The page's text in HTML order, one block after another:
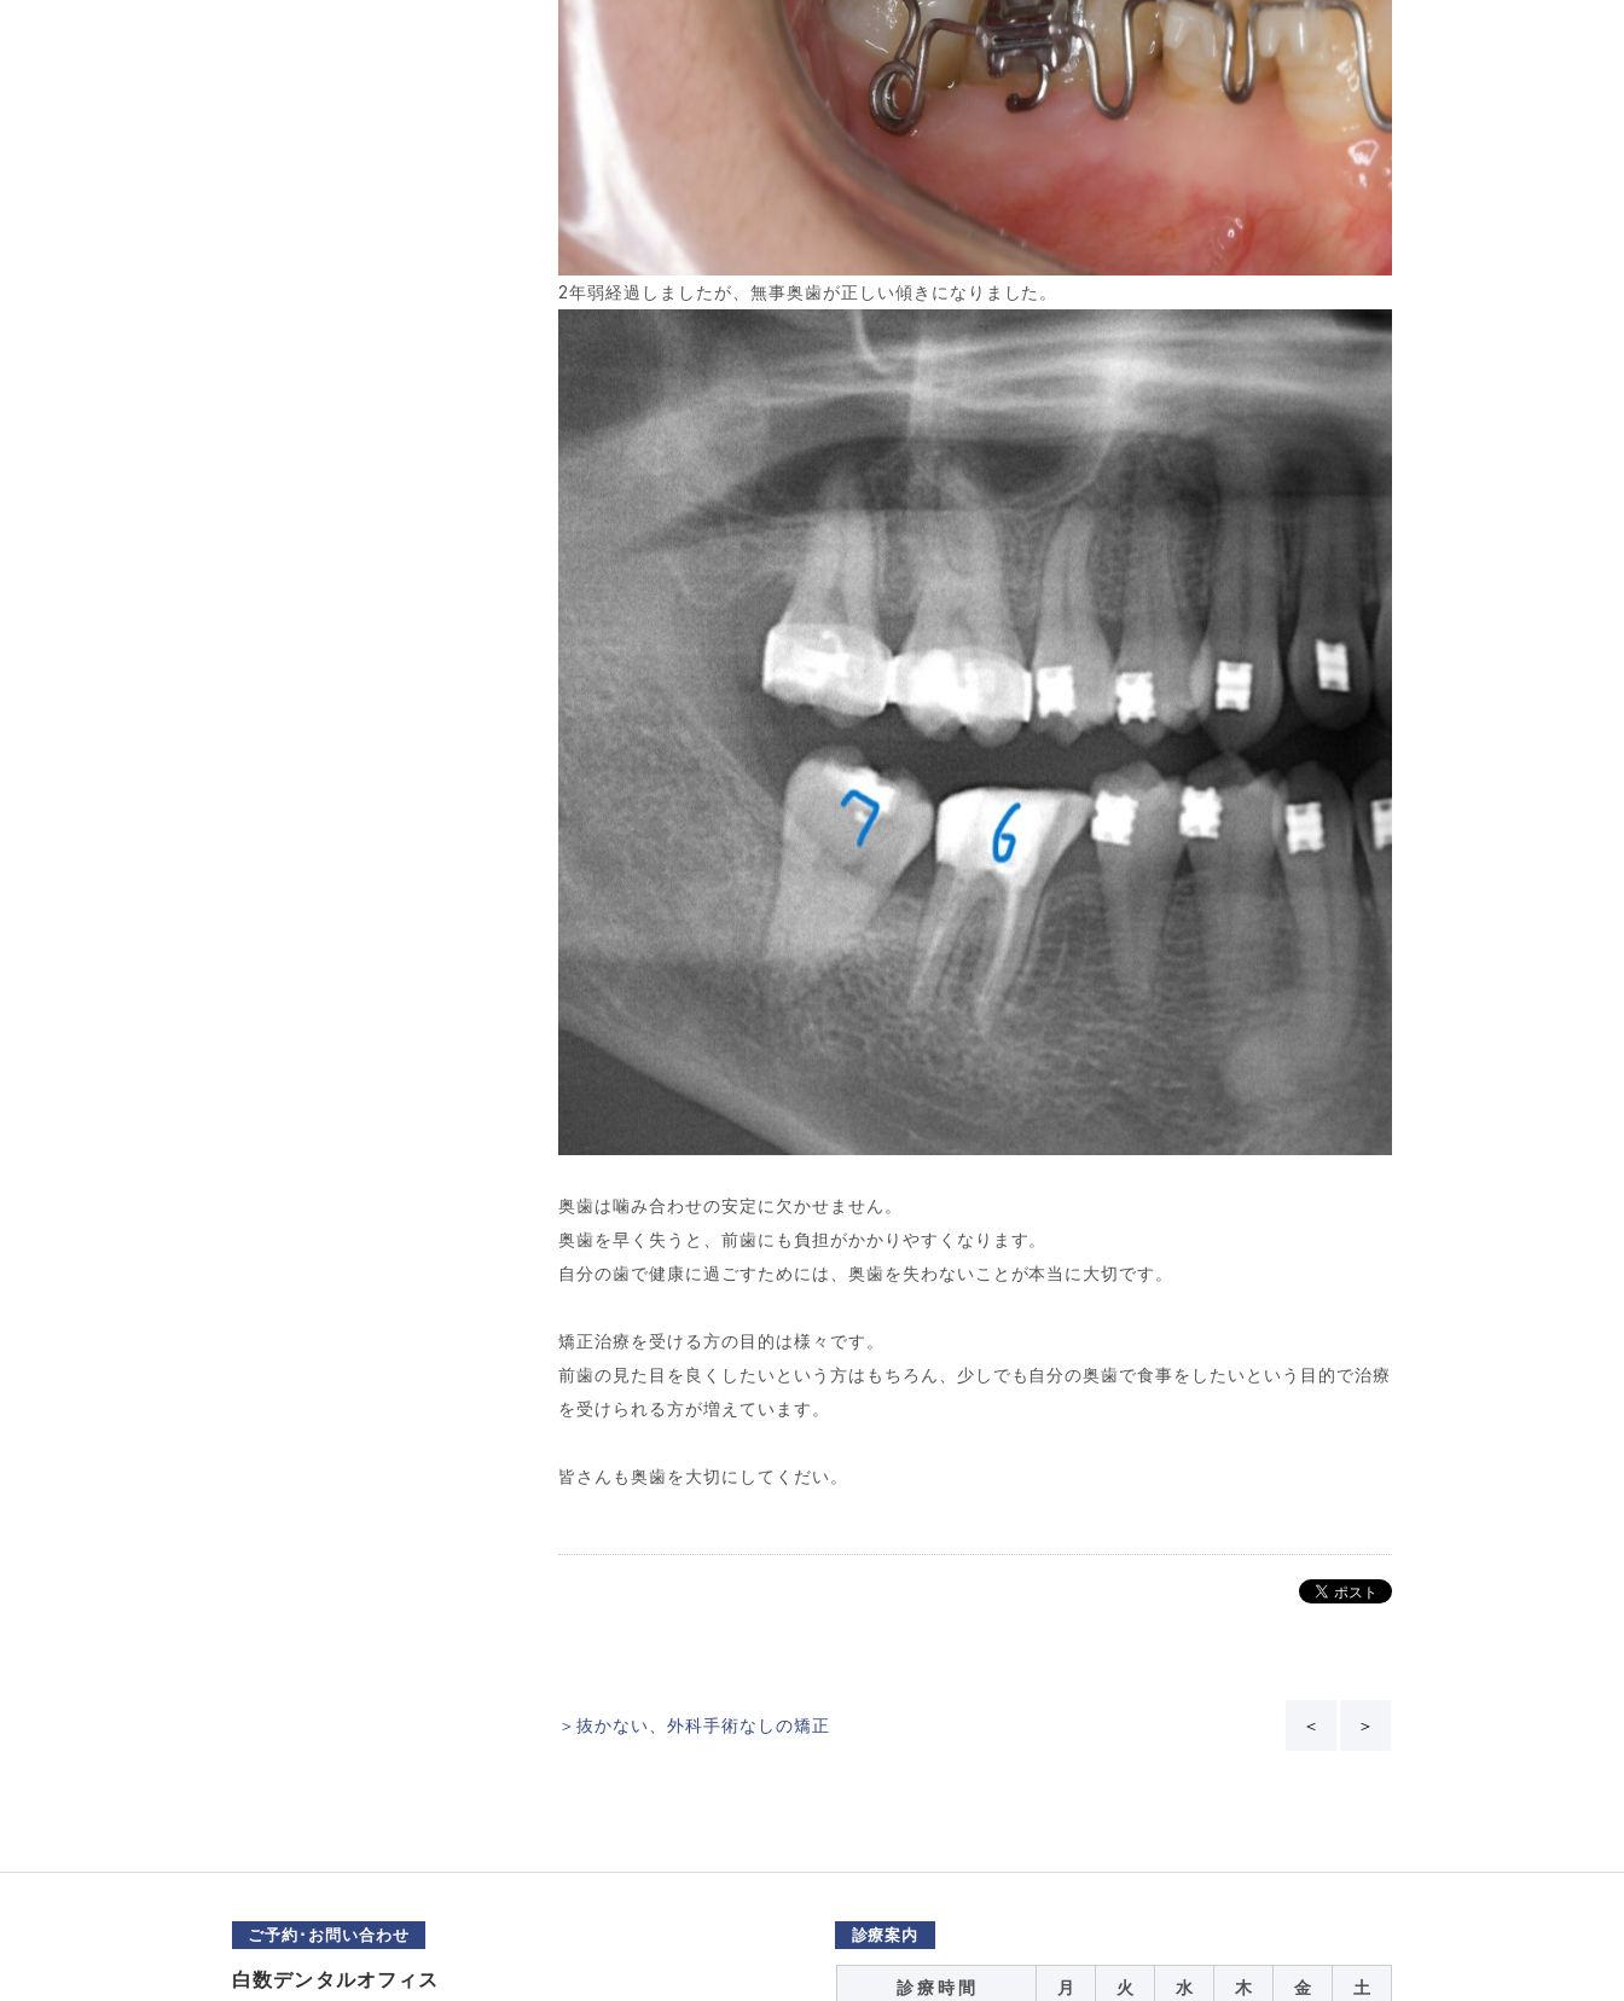
2年弱経過しましたが、無事奥歯が正しい傾きになりました。
奥歯は噛み合わせの安定に欠かせません。
奥歯を早く失うと、前歯にも負担がかかりやすくなります。
自分の歯で健康に過ごすためには、奥歯を失わないことが本当に大切です。
矯正治療を受ける方の目的は様々です。
前歯の見た目を良くしたいという方はもちろん、少しでも自分の奥歯で食事をしたいという目的で治療
を受けられる方が増えています。
皆さんも奥歯を大切にしてくだい。
＞抜かない、外科手術なしの矯正 ＜ ＞
ご予約･お問い合わせ
白数デンタルオフィス
診療案内
診 療 時 間 月 火 水 木 金 土